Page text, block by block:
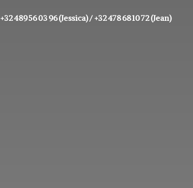
‭+32 489 56 03 96‬ (Jessica) / +32 478 68 10 72 (Jean)